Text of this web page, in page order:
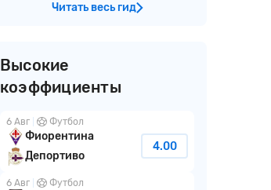
Читать весь гид
Высокие
коэффициенты
6 Авг Футбол
Фиорентина
Депортиво
4.00
6 Авг Футбол